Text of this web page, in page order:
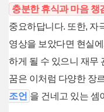
충분한 휴식과 마음 챙
중요하답니다. 또한, 자
영상을 보았다면 현실에
하게 될 수 있으니 재무
꿈은 이처럼 다양한 장
조언 을 건네고 있는 셈